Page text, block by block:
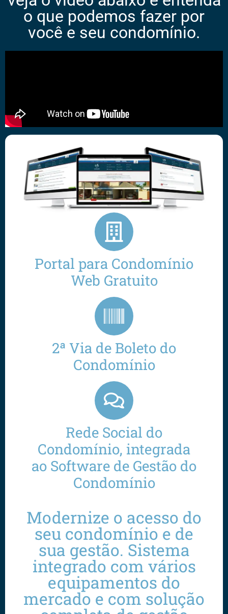
o que podemos fazer por
você e seu condomínio.
Portal para Condomínio
Web Gratuito
2ª Via de Boleto do
Condomínio
Rede Social do
Condomínio, integrada
ao Software de Gestão do
Condomínio
Modernize o acesso do
seu condomínio e de
sua gestão. Sistema
integrado com vários
equipamentos do
mercado e com solução